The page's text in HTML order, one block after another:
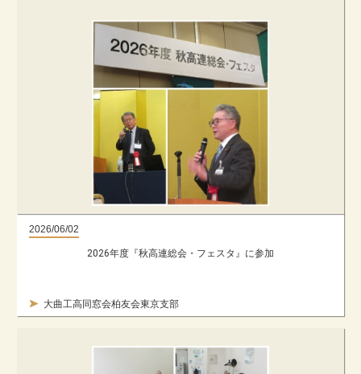
2026/06/02
大曲工高同窓会柏友会東京支部
2026年度『秋高連総会・フェスタ』に参加